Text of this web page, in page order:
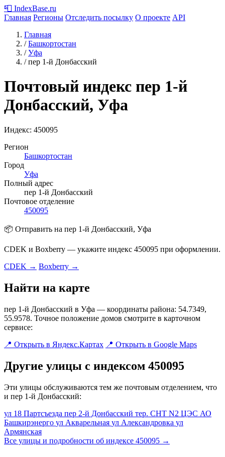
📮 IndexBase.ru
Главная Регионы Отследить посылку О проекте API
Главная
/ Башкортостан
/ Уфа
/ пер 1-й Донбасский
Почтовый индекс пер 1-й
Донбасский, Уфа
Индекс: 450095
Регион
Башкортостан
Город
Уфа
Полный адрес
пер 1-й Донбасский
Почтовое отделение
450095
📦 Отправить на пер 1-й Донбасский, Уфа
CDEK и Boxberry — укажите индекс 450095 при оформлении.
CDEK → Boxberry →
Найти на карте
пер 1-й Донбасский в Уфа — координаты района: 54.7349,
55.9578. Точное положение домов смотрите в карточном
сервисе:
📍 Открыть в Яндекс.Картах 📍 Открыть в Google Maps
Другие улицы с индексом 450095
Эти улицы обслуживаются тем же почтовым отделением, что
и пер 1-й Донбасский:
ул 18 Партсъезда пер 2-й Донбасский тер. СНТ N2 ЦЭС АО
Башкирэнерго ул Акварельная ул Александровка ул
Армянская
Все улицы и подробности об индексе 450095 →